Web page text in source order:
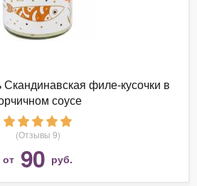
филе-кусочки в
соусе
(Отзывы 9)
от 90 руб.